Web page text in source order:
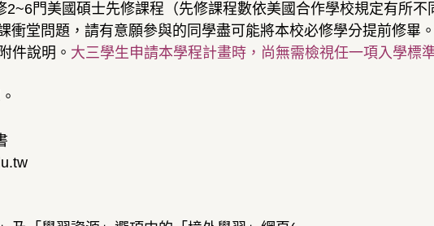
門美國碩士先修課程（先修課程數依美國合作學校規定有所不
堂問題，請有意願參與的同學盡可能將本校必修學分提前修畢。
件說明。 大三學生申請本學程計畫時，尚無需檢視任一項入學標